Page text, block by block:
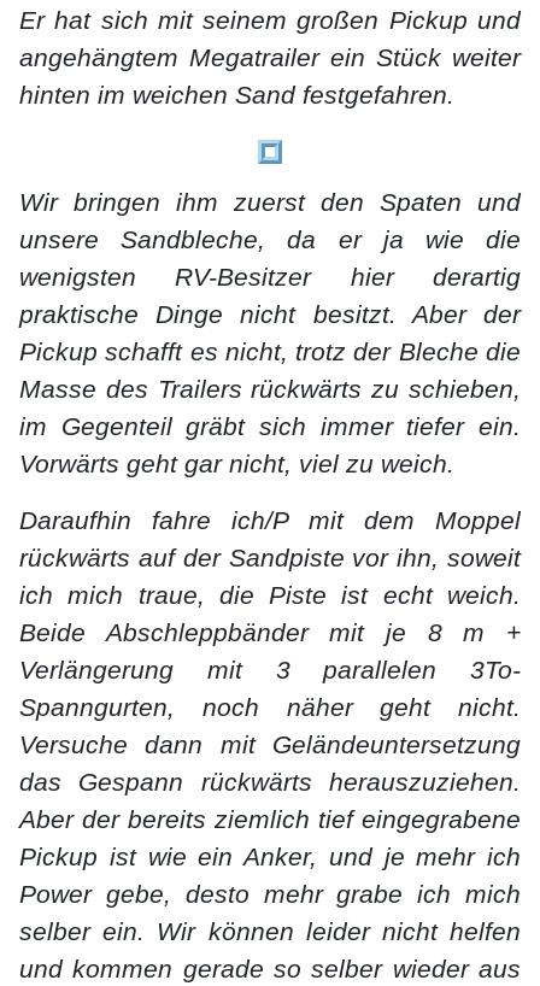
Er hat sich mit seinem großen Pickup und
angehängtem Megatrailer ein Stück weiter
hinten im weichen Sand festgefahren.
Wir bringen ihm zuerst den Spaten und
unsere Sandbleche, da er ja wie die
wenigsten RV-Besitzer hier derartig
praktische Dinge nicht besitzt. Aber der
Pickup schafft es nicht, trotz der Bleche die
Masse des Trailers rückwärts zu schieben,
im Gegenteil gräbt sich immer tiefer ein.
Vorwärts geht gar nicht, viel zu weich.
Daraufhin fahre ich/P mit dem Moppel
rückwärts auf der Sandpiste vor ihn, soweit
ich mich traue, die Piste ist echt weich.
Beide Abschleppbänder mit je 8 m +
Verlängerung mit 3 parallelen 3To-
Spanngurten, noch näher geht nicht.
Versuche dann mit Geländeuntersetzung
das Gespann rückwärts herauszuziehen.
Aber der bereits ziemlich tief eingegrabene
Pickup ist wie ein Anker, und je mehr ich
Power gebe, desto mehr grabe ich mich
selber ein. Wir können leider nicht helfen
und kommen gerade so selber wieder aus